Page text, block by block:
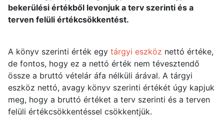
bekerülési értékből levonjuk a terv szerinti és a
terven felüli értékcsökkentést.
A könyv szerinti érték egy tárgyi eszköz nettó értéke,
de fontos, hogy ez a nettó érték nem tévesztendő
össze a bruttó vételár áfa nélküli árával. A tárgyi
eszköz nettó, avagy könyv szerinti értékét úgy kapjuk
meg, hogy a bruttó értéket a terv szerinti és a terven
felüli értékcsökkentéssel csökkentjük.